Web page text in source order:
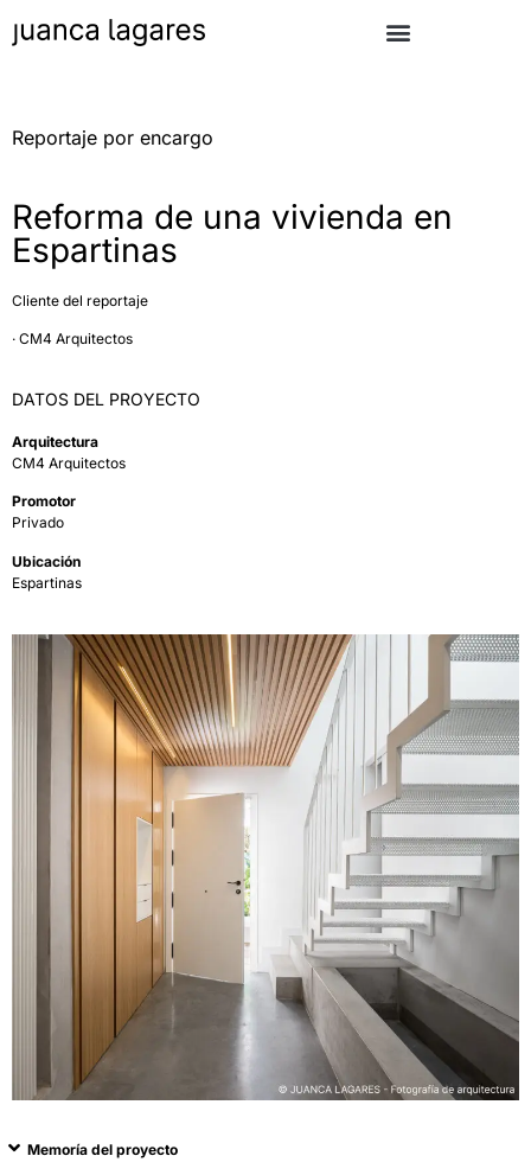
Reportaje por encargo
Reforma de una vivienda en
Espartinas
Cliente del reportaje
· CM4 Arquitectos
DATOS DEL PROYECTO
Arquitectura
CM4 Arquitectos
Promotor
Privado
Ubicación
Espartinas
Memoría del proyecto